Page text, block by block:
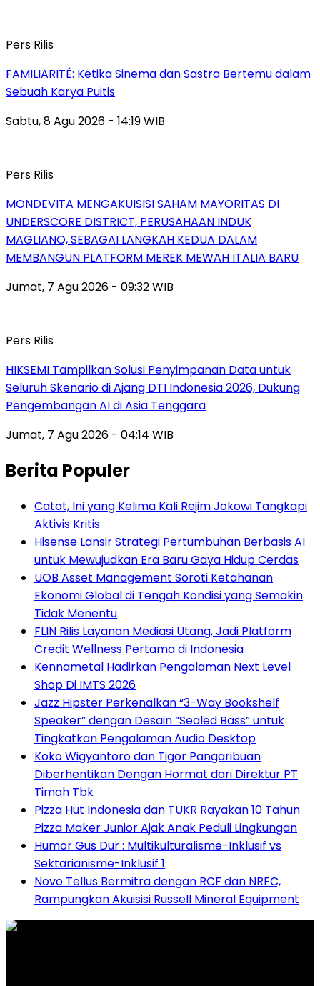
Pers Rilis
FAMILIARITÉ: Ketika Sinema dan Sastra Bertemu dalam
Sebuah Karya Puitis
Sabtu, 8 Agu 2026 - 14:19 WIB
Pers Rilis
MONDEVITA MENGAKUISISI SAHAM MAYORITAS DI
UNDERSCORE DISTRICT, PERUSAHAAN INDUK
MAGLIANO, SEBAGAI LANGKAH KEDUA DALAM
MEMBANGUN PLATFORM MEREK MEWAH ITALIA BARU
Jumat, 7 Agu 2026 - 09:32 WIB
Pers Rilis
HIKSEMI Tampilkan Solusi Penyimpanan Data untuk
Seluruh Skenario di Ajang DTI Indonesia 2026, Dukung
Pengembangan AI di Asia Tenggara
Jumat, 7 Agu 2026 - 04:14 WIB
Berita Populer
Catat, Ini yang Kelima Kali Rejim Jokowi Tangkapi
Aktivis Kritis
Hisense Lansir Strategi Pertumbuhan Berbasis AI
untuk Mewujudkan Era Baru Gaya Hidup Cerdas
UOB Asset Management Soroti Ketahanan
Ekonomi Global di Tengah Kondisi yang Semakin
Tidak Menentu
FLIN Rilis Layanan Mediasi Utang, Jadi Platform
Credit Wellness Pertama di Indonesia
Kennametal Hadirkan Pengalaman Next Level
Shop Di IMTS 2026
Jazz Hipster Perkenalkan “3-Way Bookshelf
Speaker” dengan Desain “Sealed Bass” untuk
Tingkatkan Pengalaman Audio Desktop
Koko Wigyantoro dan Tigor Pangaribuan
Diberhentikan Dengan Hormat dari Direktur PT
Timah Tbk
Pizza Hut Indonesia dan TUKR Rayakan 10 Tahun
Pizza Maker Junior Ajak Anak Peduli Lingkungan
Humor Gus Dur : Multikulturalisme-Inklusif vs
Sektarianisme-Inklusif 1
Novo Tellus Bermitra dengan RCF dan NRFC,
Rampungkan Akuisisi Russell Mineral Equipment